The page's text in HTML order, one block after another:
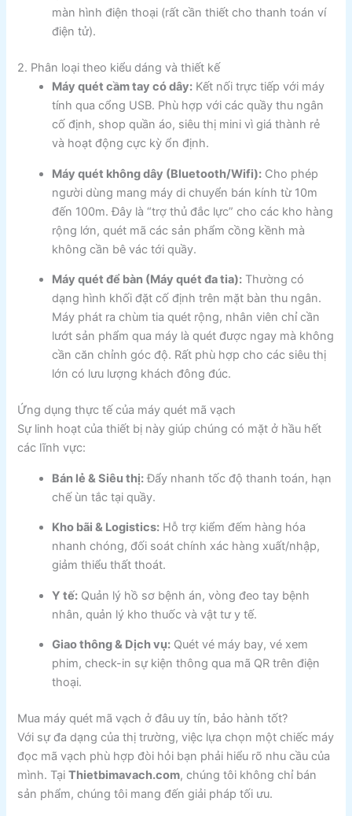
màn hình điện thoại (rất cần thiết cho thanh toán ví
điện tử).
2. Phân loại theo kiểu dáng và thiết kế
Máy quét cầm tay có dây: Kết nối trực tiếp với máy
tính qua cổng USB. Phù hợp với các quầy thu ngân
cố định, shop quần áo, siêu thị mini vì giá thành rẻ
và hoạt động cực kỳ ổn định.
Máy quét không dây (Bluetooth/Wifi): Cho phép
người dùng mang máy di chuyển bán kính từ 10m
đến 100m. Đây là “trợ thủ đắc lực” cho các kho hàng
rộng lớn, quét mã các sản phẩm cồng kềnh mà
không cần bê vác tới quầy.
Máy quét để bàn (Máy quét đa tia): Thường có
dạng hình khối đặt cố định trên mặt bàn thu ngân.
Máy phát ra chùm tia quét rộng, nhân viên chỉ cần
lướt sản phẩm qua máy là quét được ngay mà không
cần căn chỉnh góc độ. Rất phù hợp cho các siêu thị
lớn có lưu lượng khách đông đúc.
Ứng dụng thực tế của máy quét mã vạch
Sự linh hoạt của thiết bị này giúp chúng có mặt ở hầu hết
các lĩnh vực:
Bán lẻ & Siêu thị:Đẩy nhanh tốc độ thanh toán, hạn
chế ùn tắc tại quầy.
Kho bãi & Logistics: Hỗ trợ kiểm đếm hàng hóa
nhanh chóng, đối soát chính xác hàng xuất/nhập,
giảm thiểu thất thoát.
Y tế: Quản lý hồ sơ bệnh án, vòng đeo tay bệnh
nhân, quản lý kho thuốc và vật tư y tế.
Giao thông & Dịch vụ: Quét vé máy bay, vé xem
phim, check-in sự kiện thông qua mã QR trên điện
thoại.
Mua máy quét mã vạch ở đâu uy tín, bảo hành tốt?
Với sự đa dạng của thị trường, việc lựa chọn một chiếc máy
đọc mã vạch phù hợp đòi hỏi bạn phải hiểu rõ nhu cầu của
mình. TạiThietbimavach.com, chúng tôi không chỉ bán
sản phẩm, chúng tôi mang đến giải pháp tối ưu.